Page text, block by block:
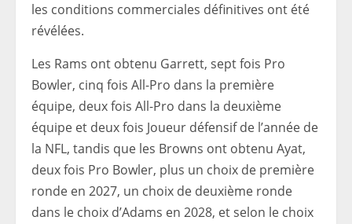
les conditions commerciales définitives ont été
révélées.
Les Rams ont obtenu Garrett, sept fois Pro
Bowler, cinq fois All-Pro dans la première
équipe, deux fois All-Pro dans la deuxième
équipe et deux fois Joueur défensif de l’année de
la NFL, tandis que les Browns ont obtenu Ayat,
deux fois Pro Bowler, plus un choix de première
ronde en 2027, un choix de deuxième ronde
dans le choix d’Adams en 2028, et selon le choix